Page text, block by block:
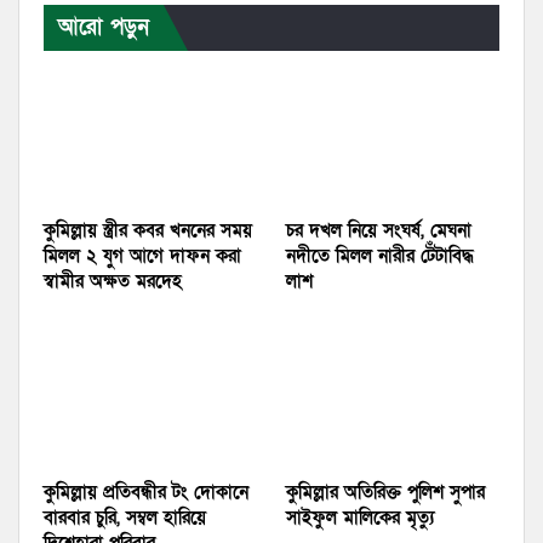
আরো পড়ুন
কুমিল্লায় স্ত্রীর কবর খননের সময়
মিলল ২ যুগ আগে দাফন করা
স্বামীর অক্ষত মরদেহ
চর দখল নিয়ে সংঘর্ষ, মেঘনা
নদীতে মিলল নারীর টেঁটাবিদ্ধ
লাশ
কুমিল্লায় প্রতিবন্ধীর টং দোকানে
বারবার চুরি, সম্বল হারিয়ে
কুমিল্লার অতিরিক্ত পুলিশ সুপার
সাইফুল মালিকের মৃত্যু